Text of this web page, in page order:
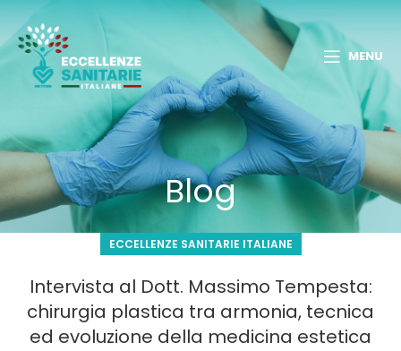
MENU
Blog
ECCELLENZE SANITARIE ITALIANE
Intervista al Dott. Massimo Tempesta:
chirurgia plastica tra armonia, tecnica
ed evoluzione della medicina estetica